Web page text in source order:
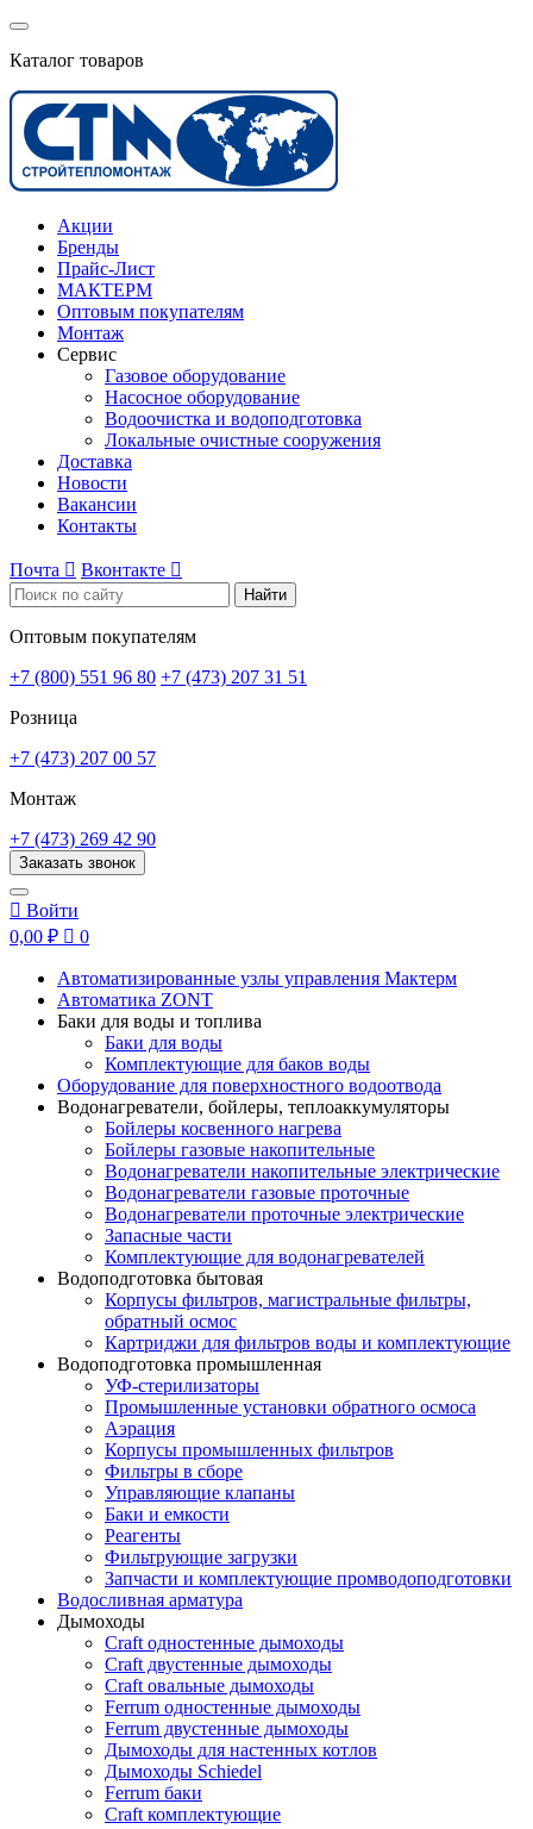
Каталог товаров
Акции
Бренды
Прайс-Лист
МАКТЕРМ
Оптовым покупателям
Монтаж
Сервис
Газовое оборудование
Насосное оборудование
Водоочистка и водоподготовка
Локальные очистные сооружения
Доставка
Новости
Вакансии
Контакты
Почта  Вконтакте 
Найти
Оптовым покупателям
+7 (800) 551 96 80 +7 (473) 207 31 51
Розница
+7 (473) 207 00 57
Монтаж
+7 (473) 269 42 90
Заказать звонок
 Войти
0,00 ₽  0
Автоматизированные узлы управления Мактерм
Автоматика ZONT
Баки для воды и топлива
Баки для воды
Комплектующие для баков воды
Оборудование для поверхностного водоотвода
Водонагреватели, бойлеры, теплоаккумуляторы
Бойлеры косвенного нагрева
Бойлеры газовые накопительные
Водонагреватели накопительные электрические
Водонагреватели газовые проточные
Водонагреватели проточные электрические
Запасные части
Комплектующие для водонагревателей
Водоподготовка бытовая
Корпусы фильтров, магистральные фильтры,
обратный осмос
Картриджи для фильтров воды и комплектующие
Водоподготовка промышленная
УФ-стерилизаторы
Промышленные установки обратного осмоса
Аэрация
Корпусы промышленных фильтров
Фильтры в сборе
Управляющие клапаны
Баки и емкости
Реагенты
Фильтрующие загрузки
Запчасти и комплектующие промводоподготовки
Водосливная арматура
Дымоходы
Craft одностенные дымоходы
Craft двустенные дымоходы
Craft овальные дымоходы
Ferrum одностенные дымоходы
Ferrum двустенные дымоходы
Дымоходы для настенных котлов
Дымоходы Schiedel
Ferrum баки
Craft комплектующие